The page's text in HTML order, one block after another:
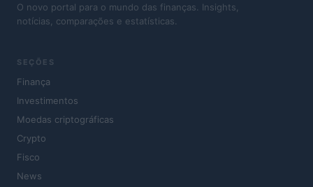
O novo portal para o mundo das finanças. Insights,
notícias, comparações e estatísticas.
SEÇÕES
Finança
Investimentos
Moedas criptográficas
Crypto
Fisco
News